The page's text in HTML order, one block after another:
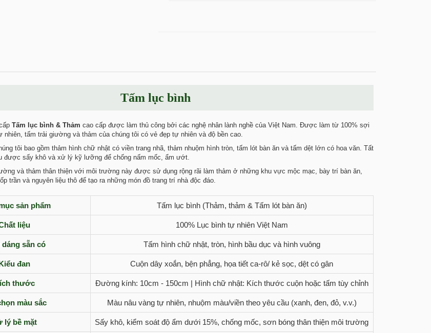
Tấm lục bình
Tấm lục bình & Thảm cao cấp được làm thủ công bởi các nghệ nhân lành nghề của Việt Nam. Được làm từ 100% sợi
nhiên, tấm trải giường và thảm của chúng tôi có vẻ đẹp tự nhiên và độ bền cao.
tôi bao gồm thảm hình chữ nhật có viền trang nhã, thảm nhuộm hình tròn, tấm lót bàn ăn và tấm dệt lớn có hoa văn. Tất
được sấy khô và xử lý kỹ lưỡng để chống nấm mốc, ẩm ướt.
và thảm thân thiện với môi trường này được sử dụng rộng rãi làm thảm ở những khu vực mộc mạc, bày trí bàn ăn,
trần và nguyên liệu thô để tạo ra những món đồ trang trí nhà độc đáo.
sản phẩm Tấm lục bình (Thảm, thảm & Tấm lót bàn ăn)
liệu 100% Lục bình tự nhiên Việt Nam
dáng sẵn có Tấm hình chữ nhật, tròn, hình bầu dục và hình vuông
đan Cuộn dây xoắn, bện phẳng, họa tiết ca-rô/ kẻ sọc, dệt có gân
thước Đường kính: 10cm - 150cm | Hình chữ nhật: Kích thước cuộn hoặc tấm tùy chỉnh
màu sắc Màu nâu vàng tự nhiên, nhuộm màu/viền theo yêu cầu (xanh, đen, đỏ, v.v.)
lý bề mặt Sấy khô, kiểm soát độ ẩm dưới 15%, chống mốc, sơn bóng thân thiện môi trường